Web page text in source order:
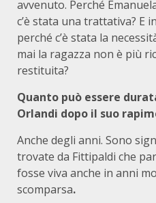
avvenuto. Perché
c’è stata una trattativa? E
perché c’è stata la
mai la ragazza non è più
restituita?
Quanto può essere
Orlandi dopo il suo
Anche degli anni. Sono
trovate da Fittipaldi che
fosse viva anche in anni
scomparsa.